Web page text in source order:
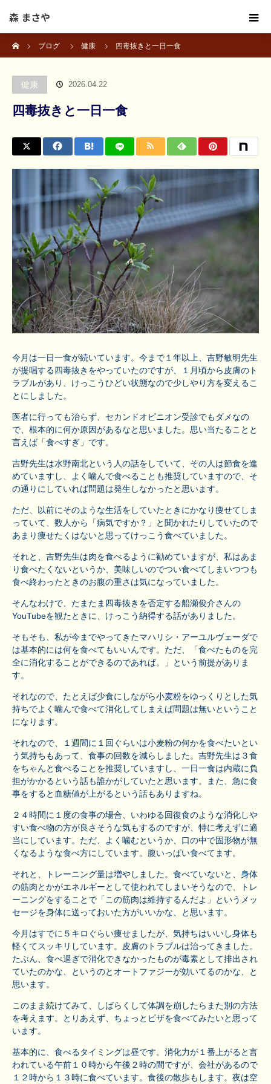
森 まさや
ブログ
健康 四毒抜きと一日一食
健康 2026.04.22
四毒抜きと一日一食
今月は一日一食が続いています。今まで１年以上、吉野敏明先生
が提唱する四毒抜きをやっていたのですが、１月頃から皮膚のト
ラブルがあり、けっこうひどい状態なので少しやり方を変えるこ
とにしました。
医者に行っても治らず、セカンドオピニオン受診でもダメなの
で、根本的に何か原因があるなと思いました。思い当たることと
言えば「食べすぎ」です。
吉野先生は水野南北という人の話をしていて、その人は節食を進
めていますし、よく噛んで食べることも推奨していますので、そ
の通りにしていれば問題は発生しなかったと思います。
ただ、以前にそのような生活をしていたときにかなり痩せてしま
っていて、数人から「病気ですか？」と聞かれたりしていたので
あまり痩せたくはないと思ってけっこう食べていました。
それと、吉野先生は肉を食べるように勧めていますが、私はあま
り食べたくないというか、美味しいのでつい食べてしまいつつも
食べ終わったときのお腹の重さは気になっていました。
そんなわけで、たまたま四毒抜きを否定する船瀬俊介さんの
YouTubeを観たときに、けっこう納得する話がありました。
そもそも、私が今までやってきたマハリシ・アーユルヴェーダで
は基本的には何を食べてもいいんです。ただ、「食べたものを完
全に消化することができるのであれば。」という前提がありま
す。
それなので、たとえば少食にしながら小麦粉をゆっくりとした気
持ちでよく噛んで食べて消化してしまえば問題は無いということ
になります。
それなので、１週間に１回ぐらいは小麦粉の何かを食べたいとい
う気持ちもあって、食事の回数を減らしました。吉野先生は３食
をちゃんと食べることを推奨していますし、一日一食は内蔵に負
担がかかるという話も誰かがしていたと思います。また、急に食
事をすると血糖値が上がるという話もありますね。
２４時間に１度の食事の場合、いわゆる回復食のような消化しや
すい食べ物の方が良さそうな気もするのですが、特に考えずに適
当にしています。ただ、よく噛むというか、口の中で固形物が無
くなるような食べ方にしています。腹いっぱい食べてます。
それと、トレーニング量は増やしました。食べていないと、身体
の筋肉とかがエネルギーとして使われてしまいそうなので、トレ
ーニングをすることで「この筋肉は維持するんだよ」というメッ
セージを身体に送っておいた方がいいかな、と思います。
今月はすでに５キロぐらい痩せましたが、気持ちはいいし身体も
軽くてスッキリしています。皮膚のトラブルは治ってきました。
たぶん、食べ過ぎで消化できなかったものが毒素として排出され
ていたのかな、というのとオートファジーが効いてるのかな、と
思います。
このまま続けてみて、しばらくして体調を崩したらまた別の方法
を考えます。とりあえず、ちょっとピザを食べてみたいと思って
います。
基本的に、食べるタイミングは昼です。消化力が１番上がると言
われている午前１０時から午後２時の間ですが、会社があるので
１２時から１３時に食べています。食後の散歩もします。夜は空